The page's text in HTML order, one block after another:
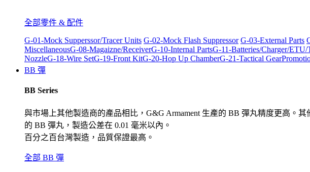
全部零件 & 配件
G-01-Mock Supperssor/Tracer Units G-02-Mock Flash Suppressor G-03-External Parts
MiscellaneousG-08-Magaizne/ReceiverG-10-Internal PartsG-11-Batteries/Charger/ETU/
NozzleG-18-Wire SetG-19-Front KitG-20-Hop Up ChamberG-21-Tactical Gear
BB 彈
BB Series
與市場上其他製造商的產品相比，G&G Armament 生產的 BB 彈丸精度更高。
的 BB 彈丸，製造公差在 0.01 毫米以內。
百分之百台灣製造，品質保證最高。
全部 BB 彈